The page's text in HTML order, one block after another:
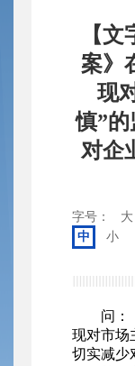
【
案》
现
慎”
对企
字号：
大
中
小
问：
现对市场
切实减少